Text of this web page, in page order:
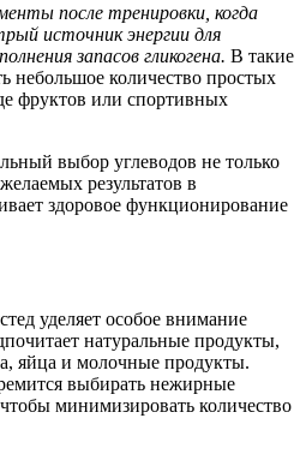
после тренировки, когда
источник энергии для
запасов гликогена. В такие
небольшое количество простых
фруктов или спортивных
выбор углеводов не только
результатов в
здоровое функционирование
уделяет особое внимание
натуральные продукты,
яйца и молочные продукты.
выбирать нежирные
минимизировать количество